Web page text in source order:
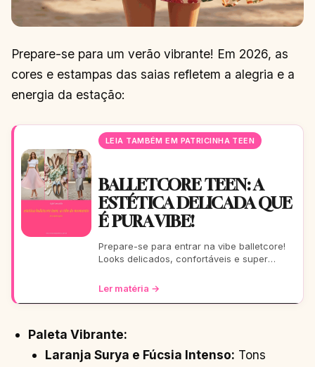
Prepare-se para um verão vibrante! Em 2026, as
cores e estampas das saias refletem a alegria e a
energia da estação:
LEIA TAMBÉM EM PATRICINHA TEEN
BALLETCORE TEEN: A
ESTÉTICA DELICADA QUE
É PURA VIBE!
Prepare-se para entrar na vibe balletcore!
Looks delicados, confortáveis e super
completo é pa
Ler matéria →
Paleta Vibrante:
Laranja Surya e Fúcsia Intenso: Tons